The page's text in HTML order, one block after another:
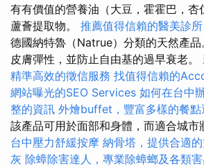
有有價值的營養油（大豆，霍霍巴，杏
蘆薈提取物。 推薦值得信賴的醫美診
德國納特魯（Natrue）分類的天然產
皮膚彈性，並防止自由基的過早衰老。
精準高效的徵信服務 找值得信賴的
網站曝光的SEO Services 如何在台中
整的資訊 外燴buffet，豐富多樣的餐點
該產品可用於面部和身體，而適合城市
台中壓力舒緩按摩 納骨塔，提供合適
灰 除蟑除害達人，專業除蟑螂及各類